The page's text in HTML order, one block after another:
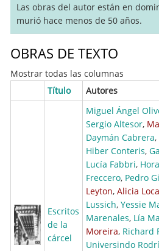
Las obras del autor están en
murió hace menos de 50 años.
OBRAS DE TEXTO
Mostrar todas las columnas
Título
Autores
Escritos
de la
cárcel
Miguel Ángel
Sergio Altesor,
Daymán Cabrera,
Hiber Conteris,
Lucía Fabbri,
Freccero, Pedro
Leyton, Alicia
Lussich, Yessie
Marenales, Lía
Moreira, Richard
Universindo